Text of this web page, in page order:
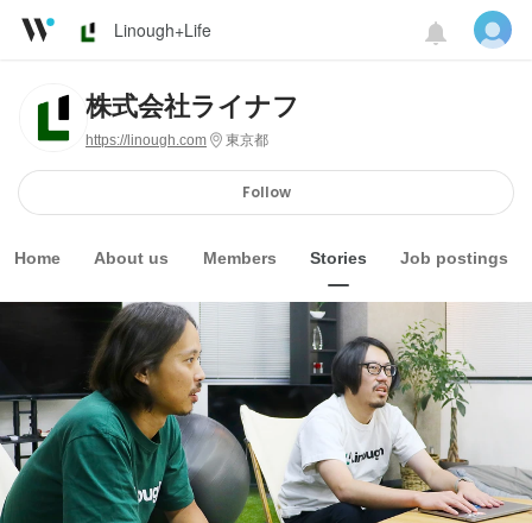
Linough+Life
株式会社ライナフ
https://linough.com 東京都
Follow
Home About us Members Stories Job postings